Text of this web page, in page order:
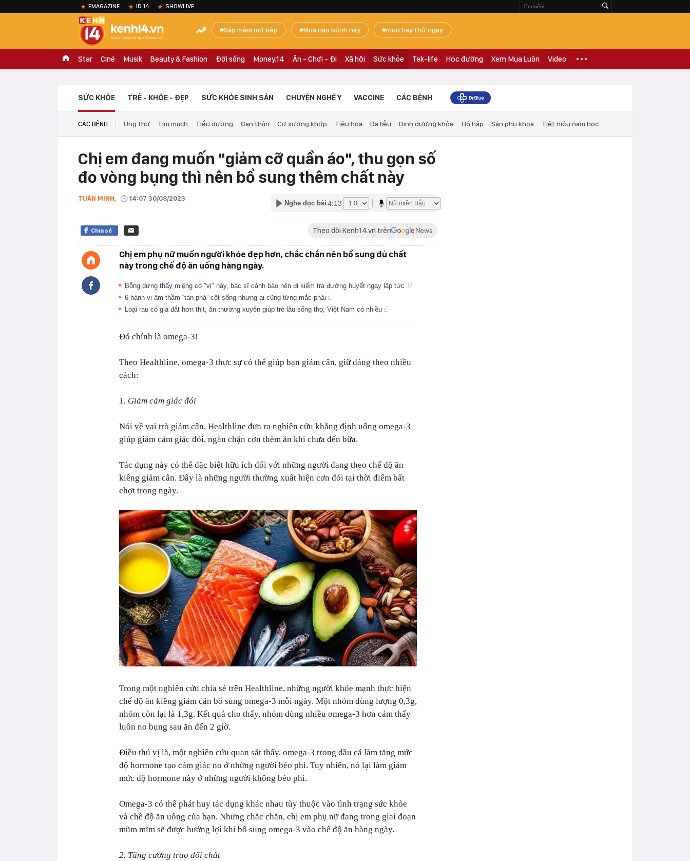
EMAGAZINE ID.14 SHOWLIVE
Sắp mâm mở bếp Mùa nào bệnh nấy mẹo hay thử ngay
Star Ciné Musik Beauty & Fashion Đời sống Money.14 Ăn - Chơi - Đi Xã hội Sức khỏe Tek-life Học đường Xem Mua Luôn Video
SỨC KHỎE TRẺ - KHỎE - ĐẸP SỨC KHỎE SINH SẢN CHUYỆN NGHỀ Y VACCINE CÁC BỆNH
CÁC BỆNH Ung thư Tim mạch Tiểu đường Gan thận Cơ xương khớp Tiêu hóa Da liễu Dinh dưỡng khỏe Hô hấp Sản phụ khoa Tiết niệu nam học
Chị em đang muốn "giảm cỡ quần áo", thu gọn số
đo vòng bụng thì nên bổ sung thêm chất này
TUẤN MINH, 14:07 30/08/2023
Nghe đọc bài 4:13
Chia sẻ Theo dõi Kenh14.vn trên
Chị em phụ nữ muốn người khỏe đẹp hơn, chắc chắn nên bổ sung đủ chất
này trong chế độ ăn uống hàng ngày.
Bỗng dưng thấy miệng có "vị" này, bác sĩ cảnh báo nên đi kiểm tra đường huyết ngay lập tức
6 hành vi âm thầm “tàn phá” cột sống nhưng ai cũng từng mắc phải
Loại rau có giá đắt hơn thịt, ăn thường xuyên giúp trẻ lâu sống thọ, Việt Nam có nhiều
Đó chính là omega-3!
Theo Healthline, omega-3 thực sự có thể giúp bạn giảm cân, giữ dáng theo nhiều
cách:
1. Giảm cảm giác đói
Nói về vai trò giảm cân, Healthline đưa ra nghiên cứu khẳng định uống omega-3
giúp giảm cảm giác đói, ngăn chặn cơn thèm ăn khi chưa đến bữa.
Tác dụng này có thể đặc biệt hữu ích đối với những người đang theo chế độ ăn
kiêng giảm cân. Đây là những người thường xuất hiện cơn đói tại thời điểm bất
chợt trong ngày.
Trong một nghiên cứu chia sẻ trên Healthline, những người khỏe mạnh thực hiện
chế độ ăn kiêng giảm cân bổ sung omega-3 mỗi ngày. Một nhóm dùng lượng 0,3g,
nhóm còn lại là 1,3g. Kết quả cho thấy, nhóm dùng nhiều omega-3 hơn cảm thấy
luôn no bụng sau ăn đến 2 giờ.
Điều thú vị là, một nghiên cứu quan sát thấy, omega-3 trong dầu cá làm tăng mức
độ hormone tạo cảm giác no ở những người béo phì. Tuy nhiên, nó lại làm giảm
mức độ hormone này ở những người không béo phì.
Omega-3 có thể phát huy tác dụng khác nhau tùy thuộc vào tình trạng sức khỏe
và chế độ ăn uống của bạn. Nhưng chắc chắn, chị em phụ nữ đang trong giai đoạn
mũm mĩm sẽ được hưởng lợi khi bổ sung omega-3 vào chế độ ăn hàng ngày.
2. Tăng cường trao đổi chất